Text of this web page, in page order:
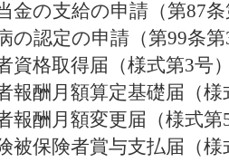
金の支給の申請（第87
の認定の申請（第99条
資格取得届（様式第3号
報酬月額算定基礎届（様
報酬月額変更届（様式第
被保険者賞与支払届（様